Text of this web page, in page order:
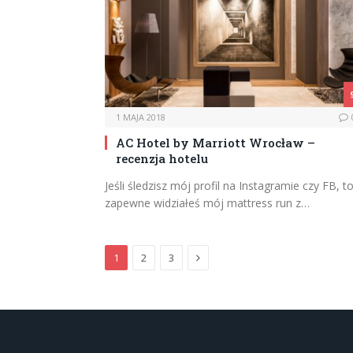
1 MAJA 2018
AC Hotel by Marriott Wrocław –
recenzja hotelu
Jeśli śledzisz mój profil na Instagramie czy FB, to
zapewne widziałeś mój mattress run z…
1 2 3 Next